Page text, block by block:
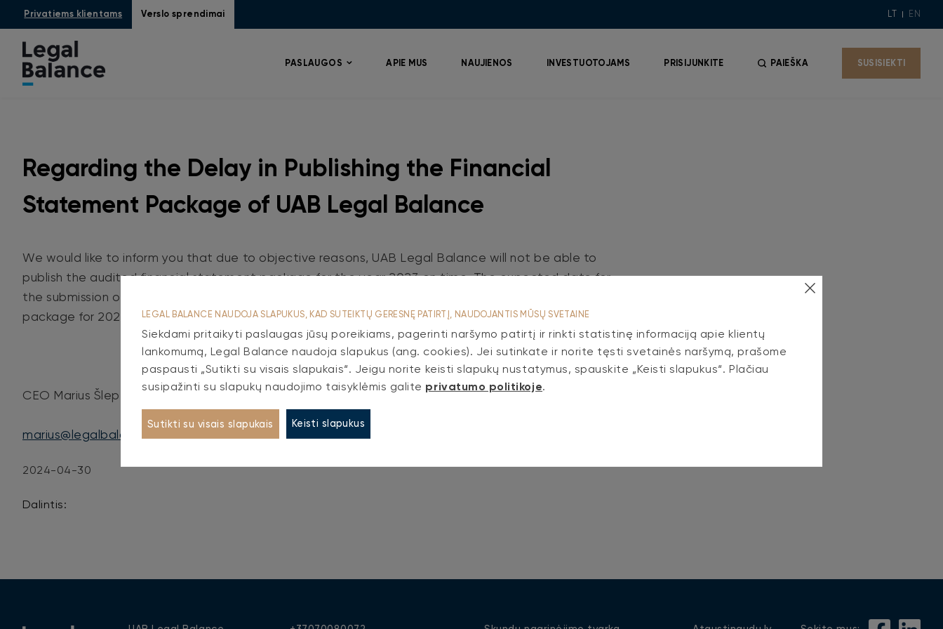
Privatiems klientams Verslo sprendimai LT EN
PASLAUGOS APIE MUS NAUJIENOS INVESTUOTOJAMS PRISIJUNKITE PAIEŠKA SUSISIEKTI
Regarding the Delay in Publishing the Financial
Statement Package of UAB Legal Balance
We would like to inform you that due to objective reasons, UAB Legal Balance will not be able to
publish the audited financial statement package for the year 2023 on time. The expected date for
the submission of the audit report is no later than June 15, 2024, so the audited financial statement
package for 2023 will be published by that date.
CEO Marius Šlepetis
marius@legalbalance.lt
2024-04-30
Dalintis:
LEGAL BALANCE NAUDOJA SLAPUKUS, KAD SUTEIKTŲ GERESNĘ PATIRTĮ, NAUDOJANTIS MŪSŲ SVETAINE
Siekdami pritaikyti paslaugas jūsų poreikiams, pagerinti naršymo patirtį ir rinkti statistinę informaciją apie klientų
lankomumą, Legal Balance naudoja slapukus (ang. cookies). Jei sutinkate ir norite tęsti svetainės naršymą, prašome
paspausti „Sutikti su visais slapukais“. Jeigu norite keisti slapukų nustatymus, spauskite „Keisti slapukus“. Plačiau
susipažinti su slapukų naudojimo taisyklėmis galite privatumo politikoje.
Sutikti su visais slapukais Keisti slapukus